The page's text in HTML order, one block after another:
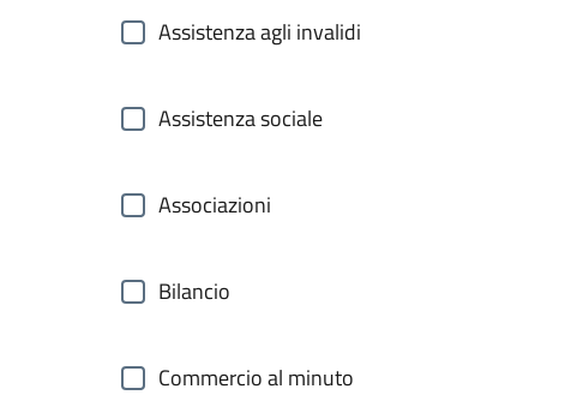
Assistenza agli invalidi
Assistenza sociale
Associazioni
Bilancio
Commercio al minuto